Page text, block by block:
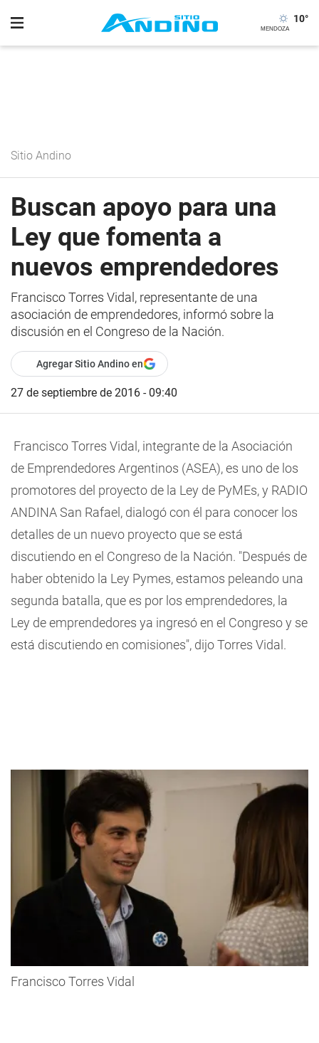
10°
Sitio Andino
Buscan apoyo para una
Ley que fomenta a
nuevos emprendedores
Francisco Torres Vidal, representante de una
asociación de emprendedores, informó sobre la
discusión en el Congreso de la Nación.
Agregar Sitio Andino en
27 de septiembre de 2016 - 09:40
Francisco Torres Vidal, integrante de la Asociación
de Emprendedores Argentinos (ASEA), es uno de los
promotores del proyecto de la Ley de PyMEs, y RADIO
ANDINA San Rafael, dialogó con él para conocer los
detalles de un nuevo proyecto que se está
discutiendo en el Congreso de la Nación. "Después de
haber obtenido la Ley Pymes, estamos peleando una
segunda batalla, que es por los emprendedores, la
Ley de emprendedores ya ingresó en el Congreso y se
está discutiendo en comisiones", dijo Torres Vidal.
Francisco Torres Vidal